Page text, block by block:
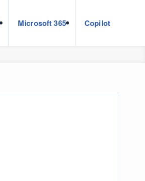
Microsoft 365 Copilot